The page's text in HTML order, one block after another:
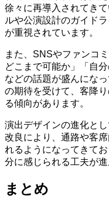
徐々に再導入されてき
ルや公演設計のガイド
が重視されています。
また、SNSやファンコ
どこまで可能か」「自
などの話題が盛んにな
の期待を受けて、客降
る傾向があります。
演出デザインの進化と
改良により、通路や客
れるようになってきて
分に感じられる工夫が進
まとめ